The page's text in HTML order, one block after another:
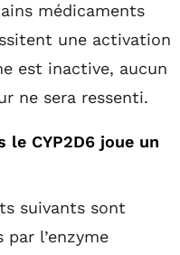
médicaments
une activation
est inactive, aucun
ne sera ressenti.
le CYP2D6 joue un
suivants sont
l’enzyme